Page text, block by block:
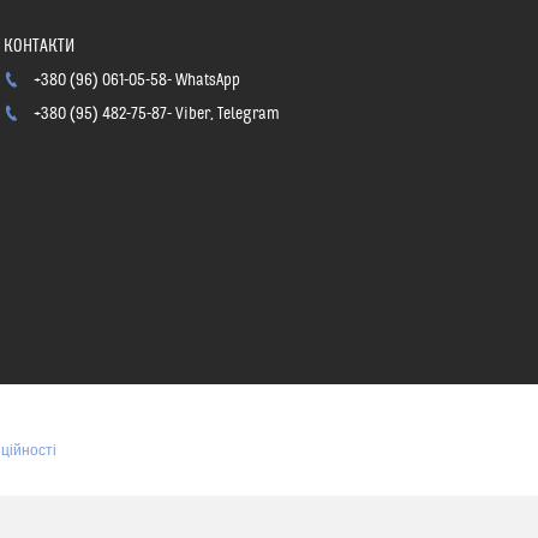
+380 (96) 061-05-58 WhatsApp
+380 (95) 482-75-87 Viber, Telegram